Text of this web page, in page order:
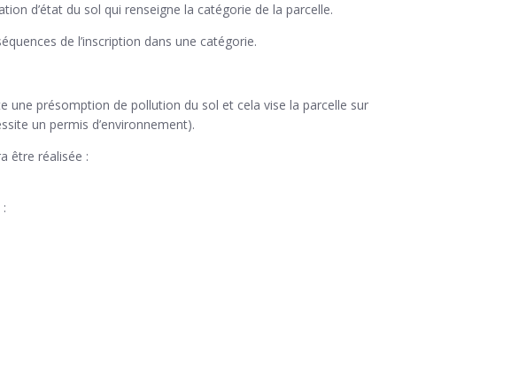
d’état du sol qui renseigne la catégorie de la parcelle.
de l’inscription dans une catégorie.
une présomption de pollution du sol et cela vise la parcelle sur
un permis d’environnement).
être réalisée :